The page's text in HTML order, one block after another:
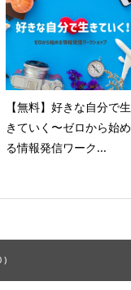
【無料】好きな自分で生
きていく〜ゼロから始め
る情報発信ワーク...
)